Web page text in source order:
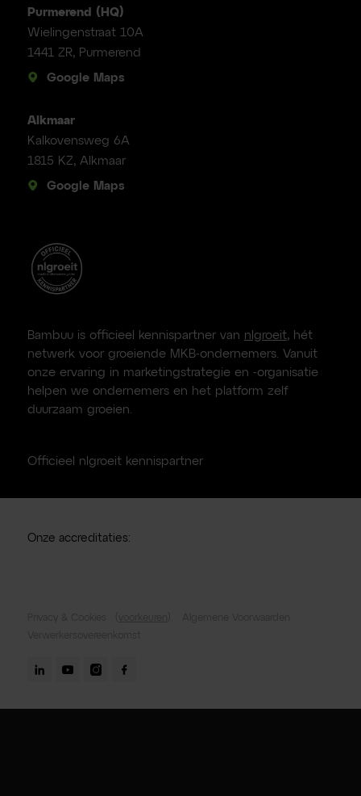
Purmerend (HQ)
Wielingenstraat 10A
1441 ZR, Purmerend
Google Maps
Alkmaar
Kalkovensweg 6A
1815 KZ, Alkmaar
Google Maps
Bambuu is officieel kennispartner van nlgroeit, hét
netwerk voor groeiende MKB-ondernemers. Vanuit
onze ervaring in marketingstrategie en -organisatie
helpen we ondernemers en het platform zelf
duurzaam groeien.
Officieel nlgroeit kennispartner
Onze accreditaties: